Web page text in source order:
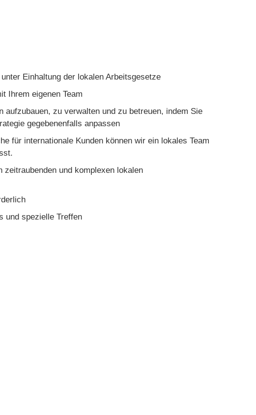
Einhaltung der lokalen Arbeitsgesetze
Ihrem eigenen Team
zu verwalten und zu betreuen, indem Sie
gegebenenfalls anpassen
für internationale Kunden können wir ein lokales Team
und komplexen lokalen
und spezielle Treffen